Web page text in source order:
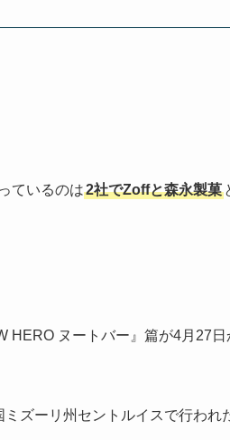
ているのは2社でZoffと森永製菓
HERO ヌートバー』篇が4月27
ズーリ州セントルイスで行われ